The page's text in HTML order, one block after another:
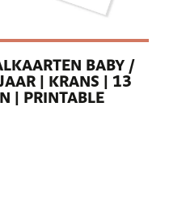
BABY /
| KRANS | 13
| PRINTABLE